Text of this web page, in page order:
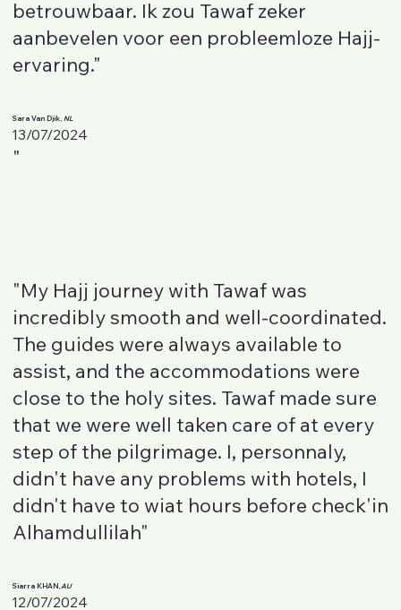
betrouwbaar. Ik zou Tawaf zeker
aanbevelen voor een probleemloze Hajj-
ervaring."
Sara Van Djik, NL
13/07/2024
"
"My Hajj journey with Tawaf was
incredibly smooth and well-coordinated.
The guides were always available to
assist, and the accommodations were
close to the holy sites. Tawaf made sure
that we were well taken care of at every
step of the pilgrimage. I, personnaly,
didn't have any problems with hotels, I
didn't have to wiat hours before check'in
Alhamdullilah"
Siarra KHAN,AU
12/07/2024